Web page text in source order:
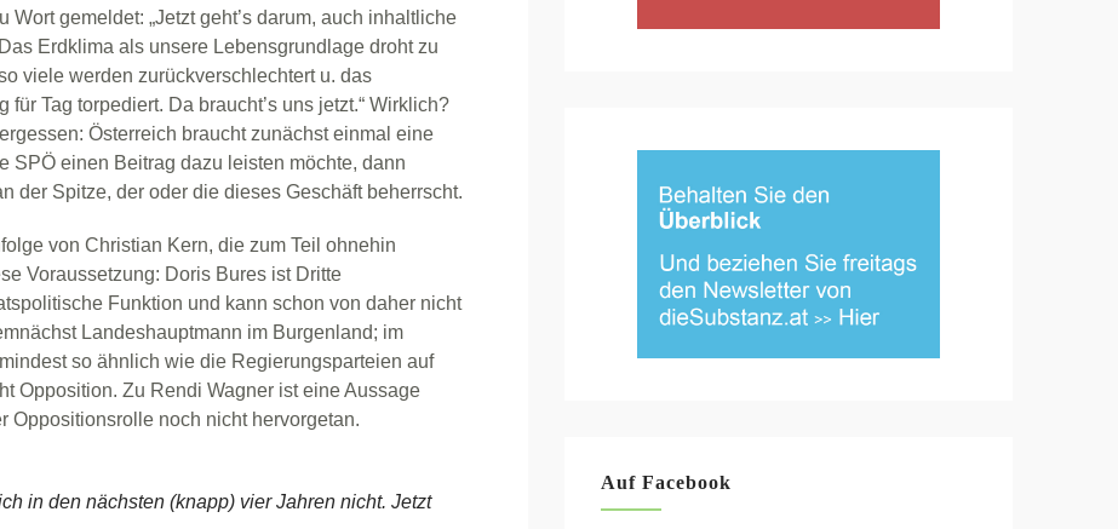
gemeldet: „Jetzt geht’s darum, auch inhaltliche
Erdklima als unsere Lebensgrundlage droht zu
viele werden zurückverschlechtert u. das
Tag torpediert. Da braucht’s uns jetzt.“ Wirklich?
Österreich braucht zunächst einmal eine
SPÖ einen Beitrag dazu leisten möchte, dann
der Spitze, der oder die dieses Geschäft beherrscht.
von Christian Kern, die zum Teil ohnehin
Voraussetzung: Doris Bures ist Dritte
Funktion und kann schon von daher nicht
Landeshauptmann im Burgenland; im
so ähnlich wie die Regierungsparteien auf
Opposition. Zu Rendi Wagner ist eine Aussage
Oppositionsrolle noch nicht hervorgetan.
in den nächsten (knapp) vier Jahren nicht. Jetzt
Auf Facebook